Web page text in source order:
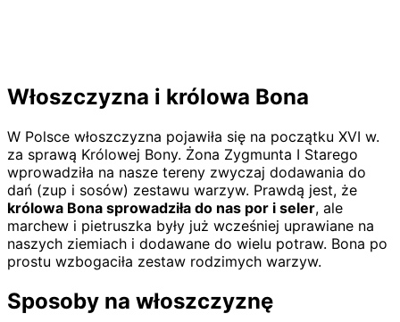
Włoszczyzna i królowa Bona
W Polsce włoszczyzna pojawiła się na początku XVI w.
za sprawą Królowej Bony. Żona Zygmunta I Starego
wprowadziła na nasze tereny zwyczaj dodawania do
dań (zup i sosów) zestawu warzyw. Prawdą jest, że
królowa Bona sprowadziła do nas por i seler, ale
marchew i pietruszka były już wcześniej uprawiane na
naszych ziemiach i dodawane do wielu potraw. Bona po
prostu wzbogaciła zestaw rodzimych warzyw.
Sposoby na włoszczyznę